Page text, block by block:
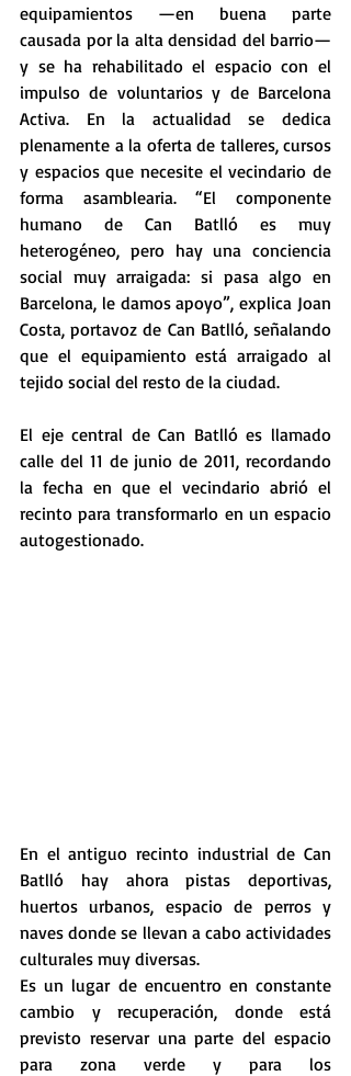
equipamientos —en buena parte
causada por la alta densidad del barrio—
y se ha rehabilitado el espacio con el
impulso de voluntarios y de Barcelona
Activa. En la actualidad se dedica
plenamente a la oferta de talleres, cursos
y espacios que necesite el vecindario de
forma asamblearia. “El componente
humano de Can Batlló es muy
heterogéneo, pero hay una conciencia
social muy arraigada: si pasa algo en
Barcelona, le damos apoyo”, explica Joan
Costa, portavoz de Can Batlló, señalando
que el equipamiento está arraigado al
tejido social del resto de la ciudad.
El eje central de Can Batlló es llamado
calle del 11 de junio de 2011, recordando
la fecha en que el vecindario abrió el
recinto para transformarlo en un espacio
autogestionado.
En el antiguo recinto industrial de Can
Batlló hay ahora pistas deportivas,
huertos urbanos, espacio de perros y
naves donde se llevan a cabo actividades
culturales muy diversas.
Es un lugar de encuentro en constante
cambio y recuperación, donde está
previsto reservar una parte del espacio
para zona verde y para los